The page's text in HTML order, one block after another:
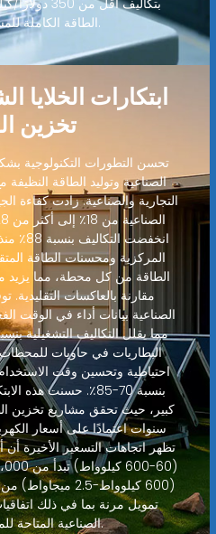
بتكاليف أقل
الطاقة الكاملة للمشاريع الصناعية.
ابتكارات الخلايا
تخزين
تحسن التطورات التكنولوجية
الصناعية وتوليد الطاقة النظيفة
التجارية والصناعية. زادت كفاءة
المركزية ومحسنات الطاقة
مقارنة بالعاكسات التقليدية.
الصناعية بيانات أداء في الوقت
البطاريات في حاويات
احتياطية وتحسين وقت
بنسبة 70-85٪. حسنت
سنوات اعتمادًا على أسعار
تظهر اتجاهات التسعير الأخيرة
تمويل مرنة بما في ذلك
الصناعية المتاحة للمشاريع التجارية.